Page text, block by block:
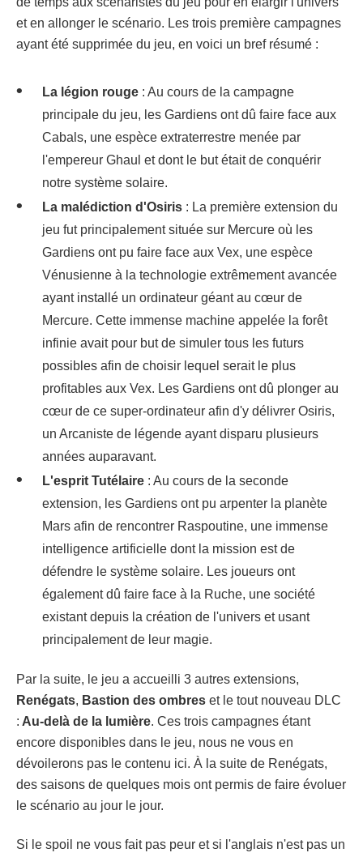
et en allonger le scénario. Les trois première campagnes
ayant été supprimée du jeu, en voici un bref résumé :
La légion rouge : Au cours de la campagne
principale du jeu, les Gardiens ont dû faire face aux
Cabals, une espèce extraterrestre menée par
l'empereur Ghaul et dont le but était de conquérir
notre système solaire.
La malédiction d'Osiris : La première extension du
jeu fut principalement située sur Mercure où les
Gardiens ont pu faire face aux Vex, une espèce
Vénusienne à la technologie extrêmement avancée
ayant installé un ordinateur géant au cœur de
Mercure. Cette immense machine appelée la forêt
infinie avait pour but de simuler tous les futurs
possibles afin de choisir lequel serait le plus
profitables aux Vex. Les Gardiens ont dû plonger au
cœur de ce super-ordinateur afin d'y délivrer Osiris,
un Arcaniste de légende ayant disparu plusieurs
années auparavant.
L'esprit Tutélaire : Au cours de la seconde
extension, les Gardiens ont pu arpenter la planète
Mars afin de rencontrer Raspoutine, une immense
intelligence artificielle dont la mission est de
défendre le système solaire. Les joueurs ont
également dû faire face à la Ruche, une société
existant depuis la création de l'univers et usant
principalement de leur magie.
Par la suite, le jeu a accueilli 3 autres extensions,
Renégats, Bastion des ombres et le tout nouveau DLC
: Au-delà de la lumière. Ces trois campagnes étant
encore disponibles dans le jeu, nous ne vous en
dévoilerons pas le contenu ici. À la suite de Renégats,
des saisons de quelques mois ont permis de faire évoluer
le scénario au jour le jour.
Si le spoil ne vous fait pas peur et si l'anglais n'est pas un